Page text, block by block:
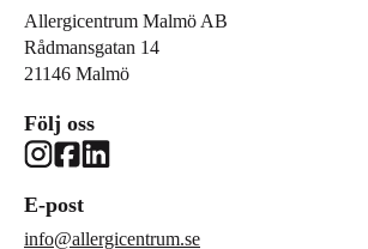
Allergicentrum Malmö AB
Rådmansgatan 14
21146 Malmö
Följ oss
E-post
info@allergicentrum.se